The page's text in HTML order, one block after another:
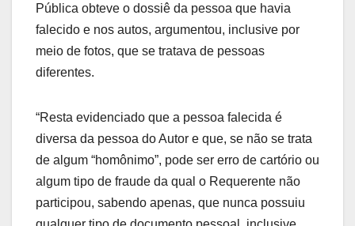
Pública obteve o dossiê da pessoa que havia
falecido e nos autos, argumentou, inclusive por
meio de fotos, que se tratava de pessoas
diferentes.
“Resta evidenciado que a pessoa falecida é
diversa da pessoa do Autor e que, se não se trata
de algum “homônimo”, pode ser erro de cartório ou
algum tipo de fraude da qual o Requerente não
participou, sabendo apenas, que nunca possuiu